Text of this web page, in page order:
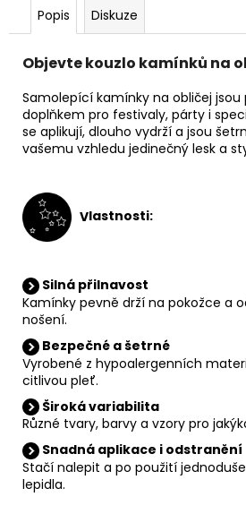
Popis Diskuze
Objevte kouzlo kamínků na
Samolepící kamínky na obličej
doplňkem pro festivaly, párty i
se aplikují, dlouho vydrží a jsou
vašemu vzhledu jedinečný lesk a
Vlastnosti:
Silná přilnavost
Kamínky pevně drží na pokožce a
nošení.
Bezpečné a šetrné
Vyrobené z hypoalergenních
citlivou pleť.
Široká variabilita
Různé tvary, barvy a vzory pro
Snadná aplikace i odstranění
Stačí nalepit a po použití
lepidla.